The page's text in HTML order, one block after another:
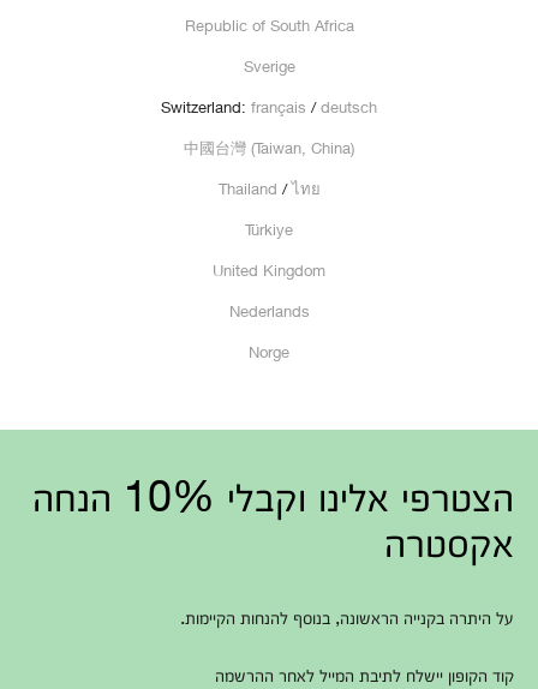
Republic of South Africa
Sverige
Switzerland: français /deutsch
中國台灣 (Taiwan, China)
Thailand /ไทย
Türkiye
United Kingdom
Nederlands
Norge
הצטרפי אלינו וקבלי 10% הנחה
אקסטרה
על היתרה בקנייה הראשונה, בנוסף להנחות הקיימות.
קוד הקופון יישלח לתיבת המייל לאחר ההרשמה